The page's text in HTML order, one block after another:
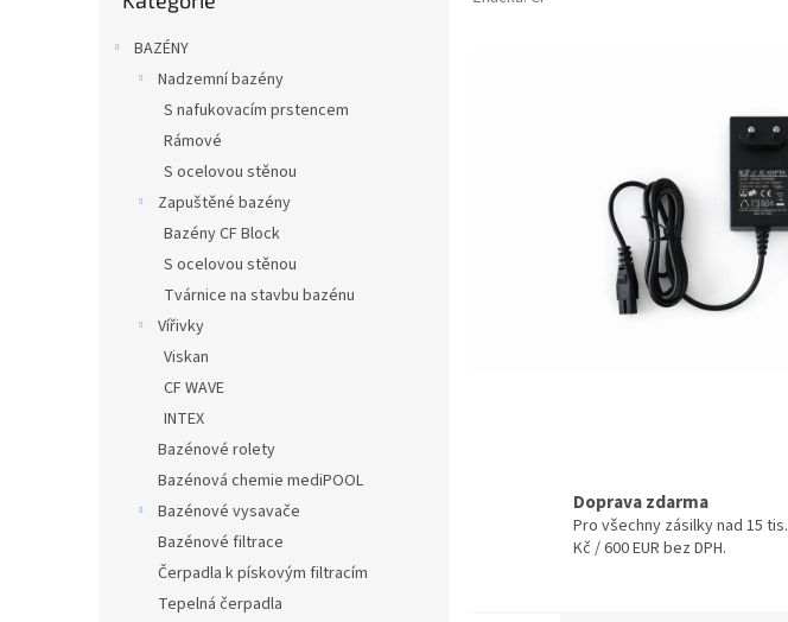
BAZÉNY
Nadzemní bazény
S nafukovacím prstencem
Rámové
S ocelovou stěnou
Zapuštěné bazény
Bazény CF Block
S ocelovou stěnou
Tvárnice na stavbu bazénu
Vířivky
Viskan
CF WAVE
INTEX
Bazénové rolety
Bazénová chemie mediPOOL
Bazénové vysavače
Bazénové filtrace
Čerpadla k pískovým filtracím
Tepelná čerpadla
Doprava zdarma
Pro všechny zásilky nad 15 tis.
Kč / 600 EUR bez DPH.